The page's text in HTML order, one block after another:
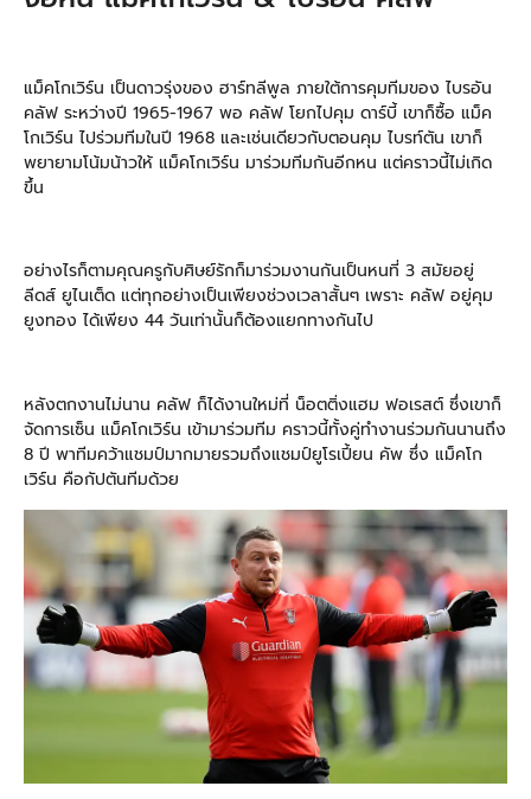
แม็คโกเวิร์น เป็นดาวรุ่งของ ฮาร์ทลีพูล ภายใต้การคุมทีมของ ไบรอัน
คลัฟ ระหว่างปี 1965-1967 พอ คลัฟ โยกไปคุม ดาร์บี้ เขาก็ซื้อ แม็ค
โกเวิร์น ไปร่วมทีมในปี 1968 และเช่นเดียวกับตอนคุม ไบรท์ตัน เขาก็
พยายามโน้มน้าวให้ แม็คโกเวิร์น มาร่วมทีมกันอีกหน แต่คราวนี้ไม่เกิด
ขึ้น
อย่างไรก็ตามคุณครูกับศิษย์รักก็มาร่วมงานกันเป็นหนที่ 3 สมัยอยู่
ลีดส์ ยูไนเต็ด แต่ทุกอย่างเป็นเพียงช่วงเวลาสั้นๆ เพราะ คลัฟ อยู่คุม
ยูงทอง ได้เพียง 44 วันเท่านั้นก็ต้องแยกทางกันไป
หลังตกงานไม่นาน คลัฟ ก็ได้งานใหม่ที่ น็อตติ่งแฮม ฟอเรสต์ ซึ่งเขาก็
จัดการเซ็น แม็คโกเวิร์น เข้ามาร่วมทีม คราวนี้ทั้งคู่ทำงานร่วมกันนานถึง
8 ปี พาทีมคว้าแชมป์มากมายรวมถึงแชมป์ยูโรเปี้ยน คัพ ซึ่ง แม็คโก
เวิร์น คือกัปตันทีมด้วย